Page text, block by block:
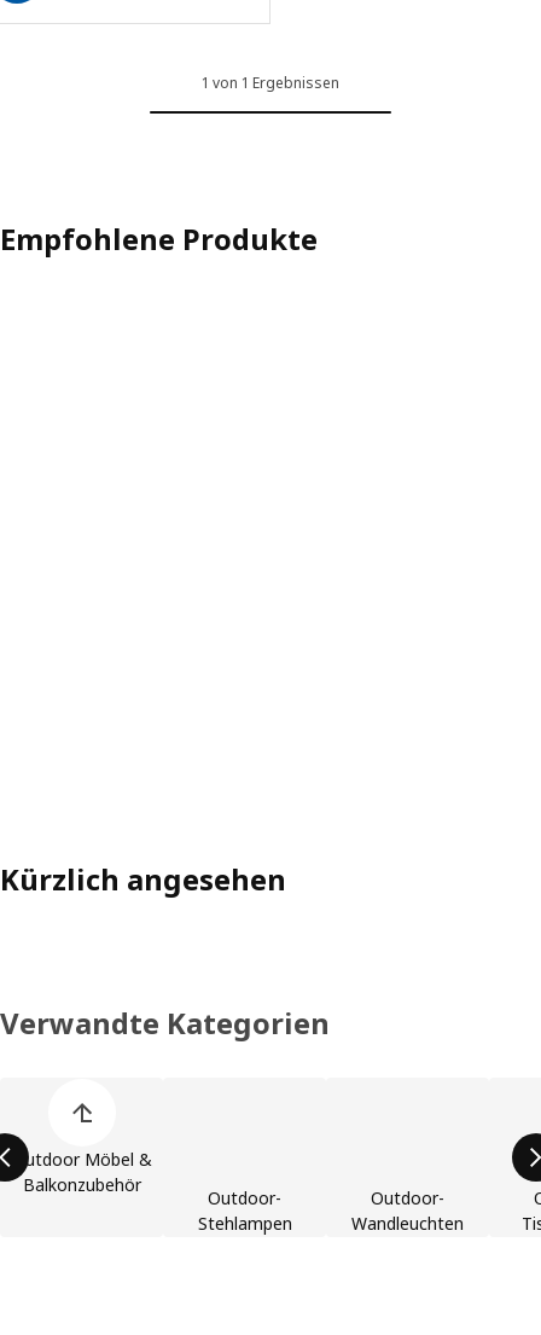
1 von 1 Ergebnissen
Empfohlene Produkte
Kürzlich angesehen
Verwandte Kategorien
Outdoor Möbel &
Balkonzubehör
Outdoor-
Stehlampen
Outdoor-
Wandleuchten